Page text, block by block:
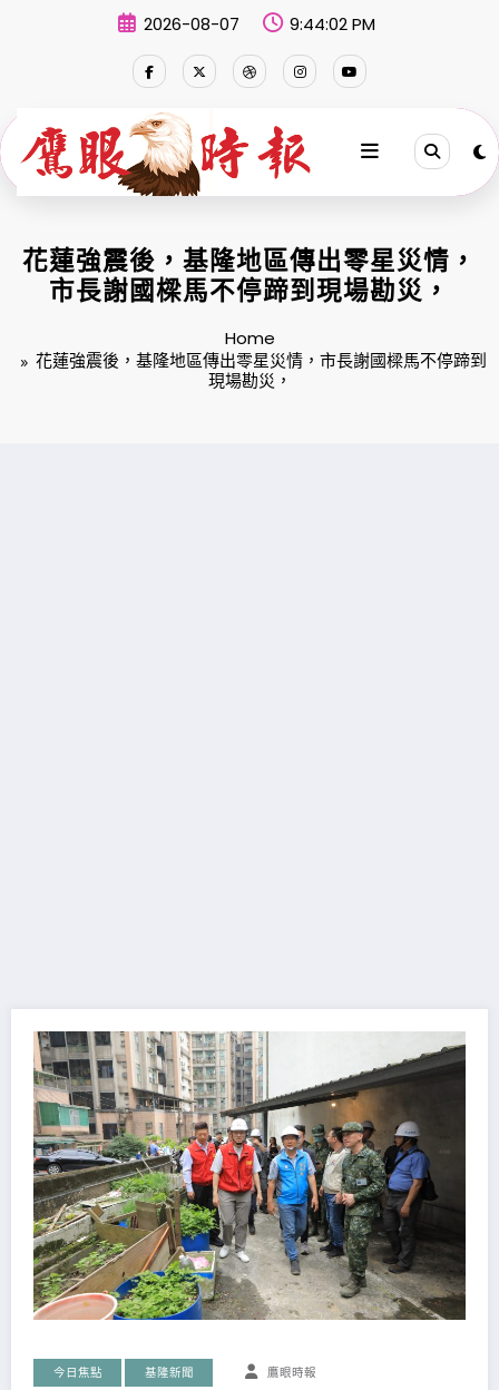
2026-08-07 9:44:03 PM
花蓮強震後，基隆地區傳出零星災情，
市長謝國樑馬不停蹄到現場勘災，
Home
花蓮強震後，基隆地區傳出零星災情，市長謝國樑馬不停蹄到
現場勘災，
今日焦點 基隆新聞 鷹眼時報